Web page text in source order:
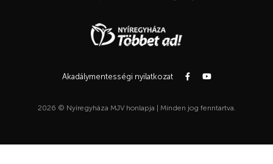
Akadálymentességi nyilatkozat
2026 © Nyíregyháza MJV honlapja | Minden jog fenntartva.